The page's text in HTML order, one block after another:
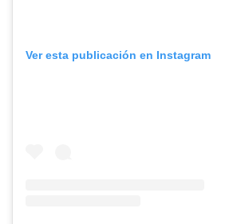
Ver esta publicación en Instagram